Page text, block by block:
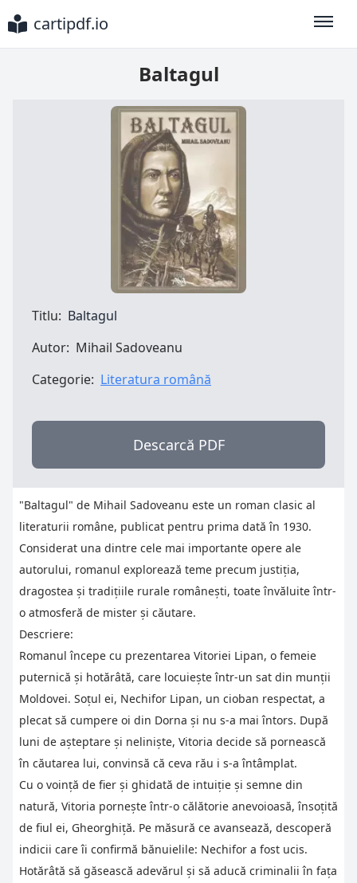
cartipdf.io
Baltagul
Titlu: Baltagul
Autor: Mihail Sadoveanu
Categorie: Literatura română
Descarcă PDF
"Baltagul" de Mihail Sadoveanu este un roman clasic al
literaturii române, publicat pentru prima dată în 1930.
Considerat una dintre cele mai importante opere ale
autorului, romanul explorează teme precum justiția,
dragostea și tradițiile rurale românești, toate învăluite într-
o atmosferă de mister și căutare.
Descriere:
Romanul începe cu prezentarea Vitoriei Lipan, o femeie
puternică și hotărâtă, care locuiește într-un sat din munții
Moldovei. Soțul ei, Nechifor Lipan, un cioban respectat, a
plecat să cumpere oi din Dorna și nu s-a mai întors. După
luni de așteptare și neliniște, Vitoria decide să pornească
în căutarea lui, convinsă că ceva rău i s-a întâmplat.
Cu o voință de fier și ghidată de intuiție și semne din
natură, Vitoria pornește într-o călătorie anevoioasă, însoțită
de fiul ei, Gheorghiță. Pe măsură ce avansează, descoperă
indicii care îi confirmă bănuielile: Nechifor a fost ucis.
Hotărâtă să găsească adevărul și să aducă criminalii în fața